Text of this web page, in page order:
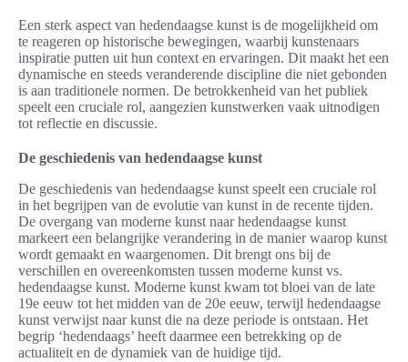
Een sterk aspect van hedendaagse kunst is de mogelijkheid om
te reageren op historische bewegingen, waarbij kunstenaars
inspiratie putten uit hun context en ervaringen. Dit maakt het een
dynamische en steeds veranderende discipline die niet gebonden
is aan traditionele normen. De betrokkenheid van het publiek
speelt een cruciale rol, aangezien kunstwerken vaak uitnodigen
tot reflectie en discussie.
De geschiedenis van hedendaagse kunst
De geschiedenis van hedendaagse kunst speelt een cruciale rol
in het begrijpen van de evolutie van kunst in de recente tijden.
De overgang van moderne kunst naar hedendaagse kunst
markeert een belangrijke verandering in de manier waarop kunst
wordt gemaakt en waargenomen. Dit brengt ons bij de
verschillen en overeenkomsten tussen moderne kunst vs.
hedendaagse kunst. Moderne kunst kwam tot bloei van de late
19e eeuw tot het midden van de 20e eeuw, terwijl hedendaagse
kunst verwijst naar kunst die na deze periode is ontstaan. Het
begrip ‘hedendaags’ heeft daarmee een betrekking op de
actualiteit en de dynamiek van de huidige tijd.